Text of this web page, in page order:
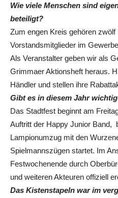
Wie viele Menschen sind
beteiligt?
Zum engen Kreis gehören
Vorstandsmitglieder im
Als Veranstalter geben wir als
Grimmaer Aktionsheft heraus.
Händler und stellen ihre
Gibt es in diesem Jahr
Das Stadtfest beginnt am
Auftritt der Happy Junior Band,
Lampionumzug mit den
Spielmannszügen startet. Im
Festwochenende durch
und weiteren Akteuren offiziell
Das Kistenstapeln war im